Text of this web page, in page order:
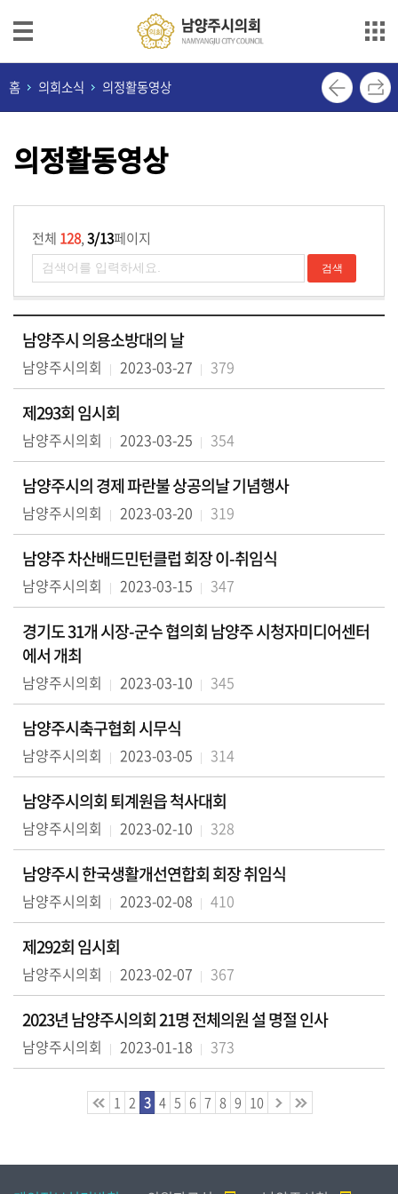
본문으로 바로가기
메인메뉴 바로가기
의
회
내
소
개
의
정
활
동
의
회
소
회
의
록
인
터
넷
방
송
의
회
자
료
실
린
마
당
이
용
안
내
홈 의회소식 의정활동영상
의정활동영상
전체 128,3/13페이지
남양주시 의용소방대의 날
남양주시의회 2023-03-27 379
제293회 임시회
남양주시의회 2023-03-25 354
남양주시의 경제 파란불 상공의날 기념행사
남양주시의회 2023-03-20 319
남양주 차산배드민턴클럽 회장 이-취임식
남양주시의회 2023-03-15 347
경기도 31개 시장-군수 협의회 남양주 시청자미디어센터
에서 개최
남양주시의회 2023-03-10 345
남양주시축구협회 시무식
남양주시의회 2023-03-05 314
남양주시의회 퇴계원읍 척사대회
남양주시의회 2023-02-10 328
남양주시 한국생활개선연합회 회장 취임식
남양주시의회 2023-02-08 410
제292회 임시회
남양주시의회 2023-02-07 367
2023년 남양주시의회 21명 전체의원 설 명절 인사
남양주시의회 2023-01-18 373
1 2 3 4 5 6 7 8 9 10